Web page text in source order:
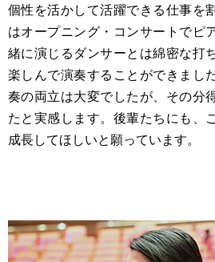
個性を活かして活躍できる仕事を
はオープニング・コンサートでピ
緒に演じるダンサーとは綿密な打
楽しんで演奏することができまし
奏の両立は大変でしたが、その分
たと実感します。後輩たちにも、
成長してほしいと願っています。